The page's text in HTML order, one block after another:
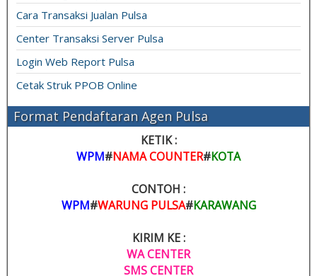
Cara Transaksi Jualan Pulsa
Center Transaksi Server Pulsa
Login Web Report Pulsa
Cetak Struk PPOB Online
Format Pendaftaran Agen Pulsa
KETIK :
WPM#NAMA COUNTER#KOTA
CONTOH :
WPM#WARUNG PULSA#KARAWANG
KIRIM KE :
WA CENTER
SMS CENTER